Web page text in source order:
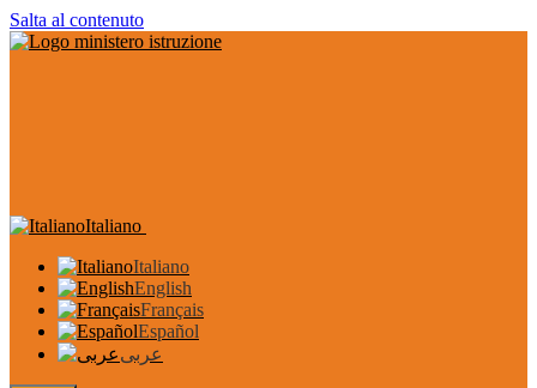
Salta al contenuto
Italiano
Italiano
English
Français
Español
عربى